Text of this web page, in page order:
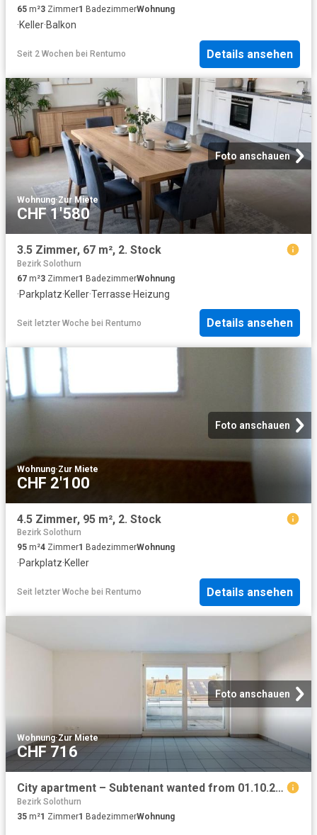
65 m²3 Zimmer1 BadezimmerWohnung
·Keller·Balkon
Seit 2 Wochen bei Rentumo Details ansehen
Foto anschauen
Wohnung·Zur Miete
CHF 1'580
3.5 Zimmer, 67 m², 2. Stock
Bezirk Solothurn
67 m²3 Zimmer1 BadezimmerWohnung
·Parkplatz·Keller·Terrasse·Heizung
Seit letzter Woche bei Rentumo Details ansehen
Foto anschauen
Wohnung·Zur Miete
CHF 2'100
4.5 Zimmer, 95 m², 2. Stock
Bezirk Solothurn
95 m²4 Zimmer1 BadezimmerWohnung
·Parkplatz·Keller
Seit letzter Woche bei Rentumo Details ansehen
Foto anschauen
Wohnung·Zur Miete
CHF 716
City apartment – Subtenant wanted from 01.10.2026!
Bezirk Solothurn
35 m²1 Zimmer1 BadezimmerWohnung